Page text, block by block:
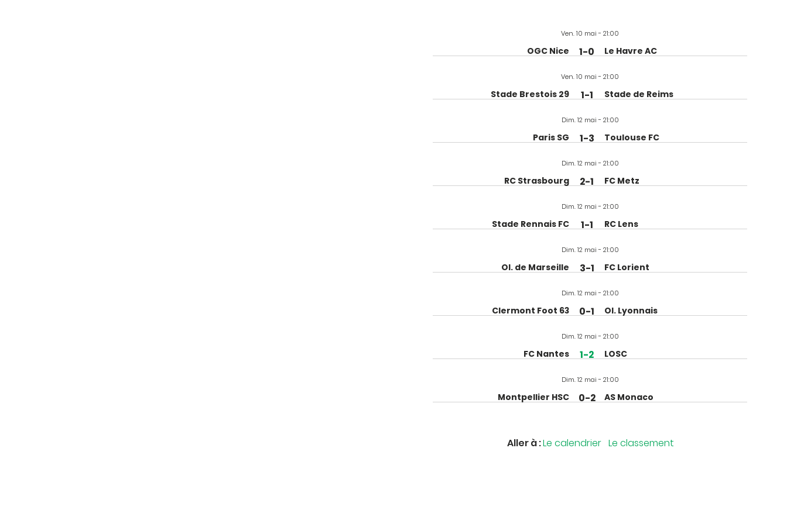
Ven. 10 mai - 21:00
OGC Nice 1-0 Le Havre AC
Ven. 10 mai - 21:00
Stade Brestois 29 1-1 Stade de Reims
Dim. 12 mai - 21:00
Paris SG 1-3 Toulouse FC
Dim. 12 mai - 21:00
RC Strasbourg 2-1 FC Metz
Dim. 12 mai - 21:00
Stade Rennais FC 1-1 RC Lens
Dim. 12 mai - 21:00
Ol. de Marseille 3-1 FC Lorient
Dim. 12 mai - 21:00
Clermont Foot 63 0-1 Ol. Lyonnais
Dim. 12 mai - 21:00
FC Nantes 1-2 LOSC
Dim. 12 mai - 21:00
Montpellier HSC 0-2 AS Monaco
Aller à :Le calendrier Le classement